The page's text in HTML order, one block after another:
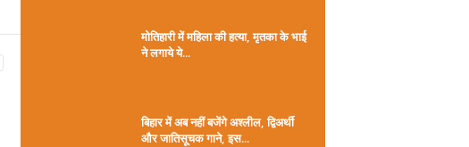
मोतिहारी में महिला की हत्या, मृतका के भाई
ने लगाये ये...
बिहार में अब नहीं बजेंगे अश्लील, द्विअर्थी
और जातिसूचक गाने, इस...